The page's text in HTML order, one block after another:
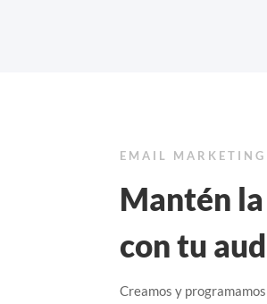
EMAIL MARKETING
Mantén
con tu
Creamos y